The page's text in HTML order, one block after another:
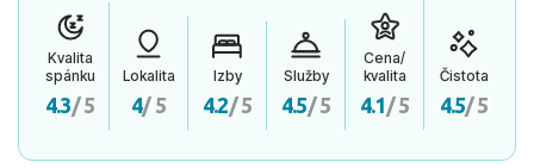
Kvalita
spánku
4.3/ 5
Lokalita
4/ 5
Izby
4.2/ 5
Služby
4.5/ 5
Cena/
kvalita
4.1/ 5
Čistota
4.5/ 5